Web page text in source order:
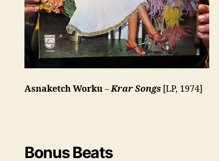
Asnaketch Worku–Krar Songs [LP, 1974]
Bonus Beats